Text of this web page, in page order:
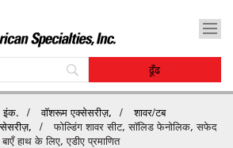
इंक. वॉशरूम एक्सेसरीज़,
शावर/टब
फोल्डिंग शावर सीट, सॉलिड फेनोलिक, सफेद
हाथ के लिए, एडीए प्रमाणित